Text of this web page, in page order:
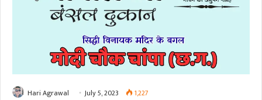
Hari Agrawal July 5, 2023 1,227